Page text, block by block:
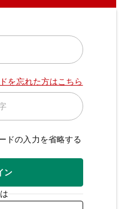
を忘れた方はこちら
ドの入力を省略する
ン